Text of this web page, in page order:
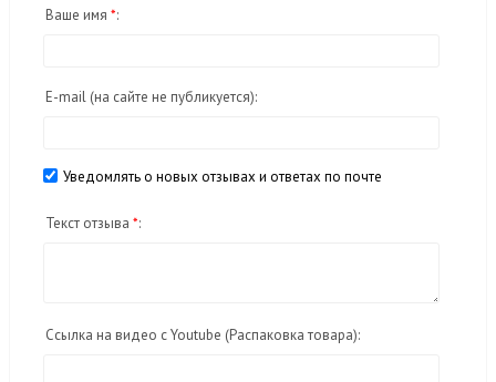
Ваше имя *:
E-mail (на сайте не публикуется):
Уведомлять о новых отзывах и ответах по почте
Текст отзыва *:
Ссылка на видео с Youtube (Распаковка товара):